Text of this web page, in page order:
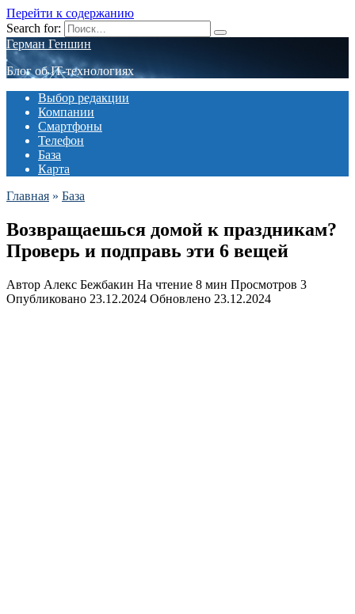
Перейти к содержанию
Search for:
Герман Геншин
Блог об IT-технологиях
Выбор редакции
Компании
Смартфоны
Телефон
База
Карта
Главная » База
Возвращаешься домой к праздникам?
Проверь и подправь эти 6 вещей
Автор Алекс Бежбакин На чтение 8 мин Просмотров 3
Опубликовано 23.12.2024 Обновлено 23.12.2024